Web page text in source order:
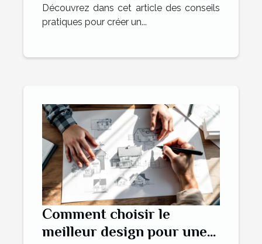
Découvrez dans cet article des conseils
pratiques pour créer un...
Comment choisir le
meilleur design pour une